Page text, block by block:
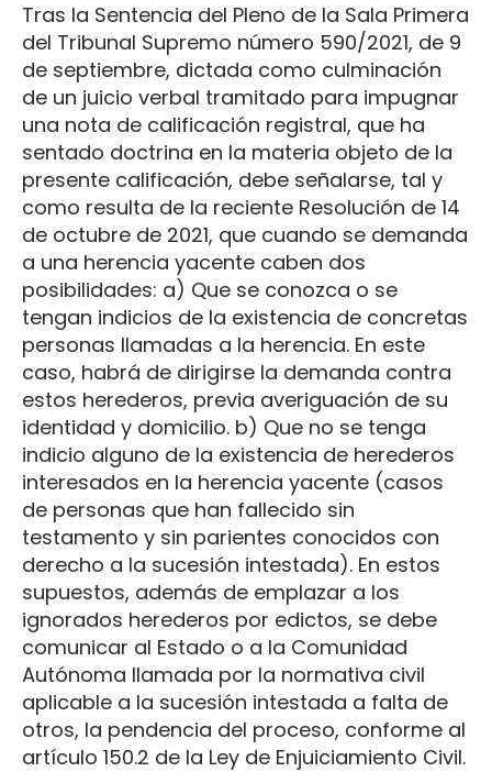
Tras la Sentencia del Pleno de la Sala Primera
del Tribunal Supremo número 590/2021, de 9
de septiembre, dictada como culminación
de un juicio verbal tramitado para impugnar
una nota de calificación registral, que ha
sentado doctrina en la materia objeto de la
presente calificación, debe señalarse, tal y
como resulta de la reciente Resolución de 14
de octubre de 2021, que cuando se demanda
a una herencia yacente caben dos
posibilidades: a) Que se conozca o se
tengan indicios de la existencia de concretas
personas llamadas a la herencia. En este
caso, habrá de dirigirse la demanda contra
estos herederos, previa averiguación de su
identidad y domicilio. b) Que no se tenga
indicio alguno de la existencia de herederos
interesados en la herencia yacente (casos
de personas que han fallecido sin
testamento y sin parientes conocidos con
derecho a la sucesión intestada). En estos
supuestos, además de emplazar a los
ignorados herederos por edictos, se debe
comunicar al Estado o a la Comunidad
Autónoma llamada por la normativa civil
aplicable a la sucesión intestada a falta de
otros, la pendencia del proceso, conforme al
artículo 150.2 de la Ley de Enjuiciamiento Civil.